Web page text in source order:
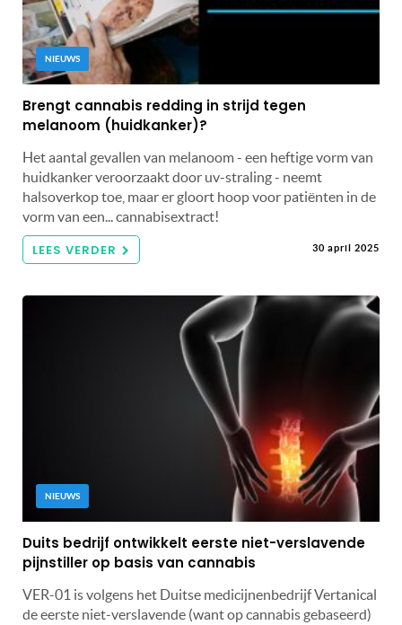
NIEUWS
Brengt cannabis redding in strijd tegen
melanoom (huidkanker)?
Het aantal gevallen van melanoom - een heftige vorm van
huidkanker veroorzaakt door uv-straling - neemt
halsoverkop toe, maar er gloort hoop voor patiënten in de
vorm van een... cannabisextract!
LEES VERDER 30 april 2025
NIEUWS
Duits bedrijf ontwikkelt eerste niet-verslavende
pijnstiller op basis van cannabis
VER-01 is volgens het Duitse medicijnenbedrijf Vertanical
de eerste niet-verslavende (want op cannabis gebaseerd)